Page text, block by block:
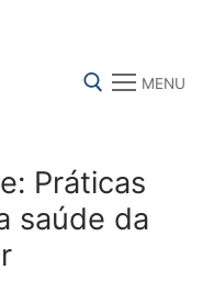
Search for:
MENU
Práticas
saúde da